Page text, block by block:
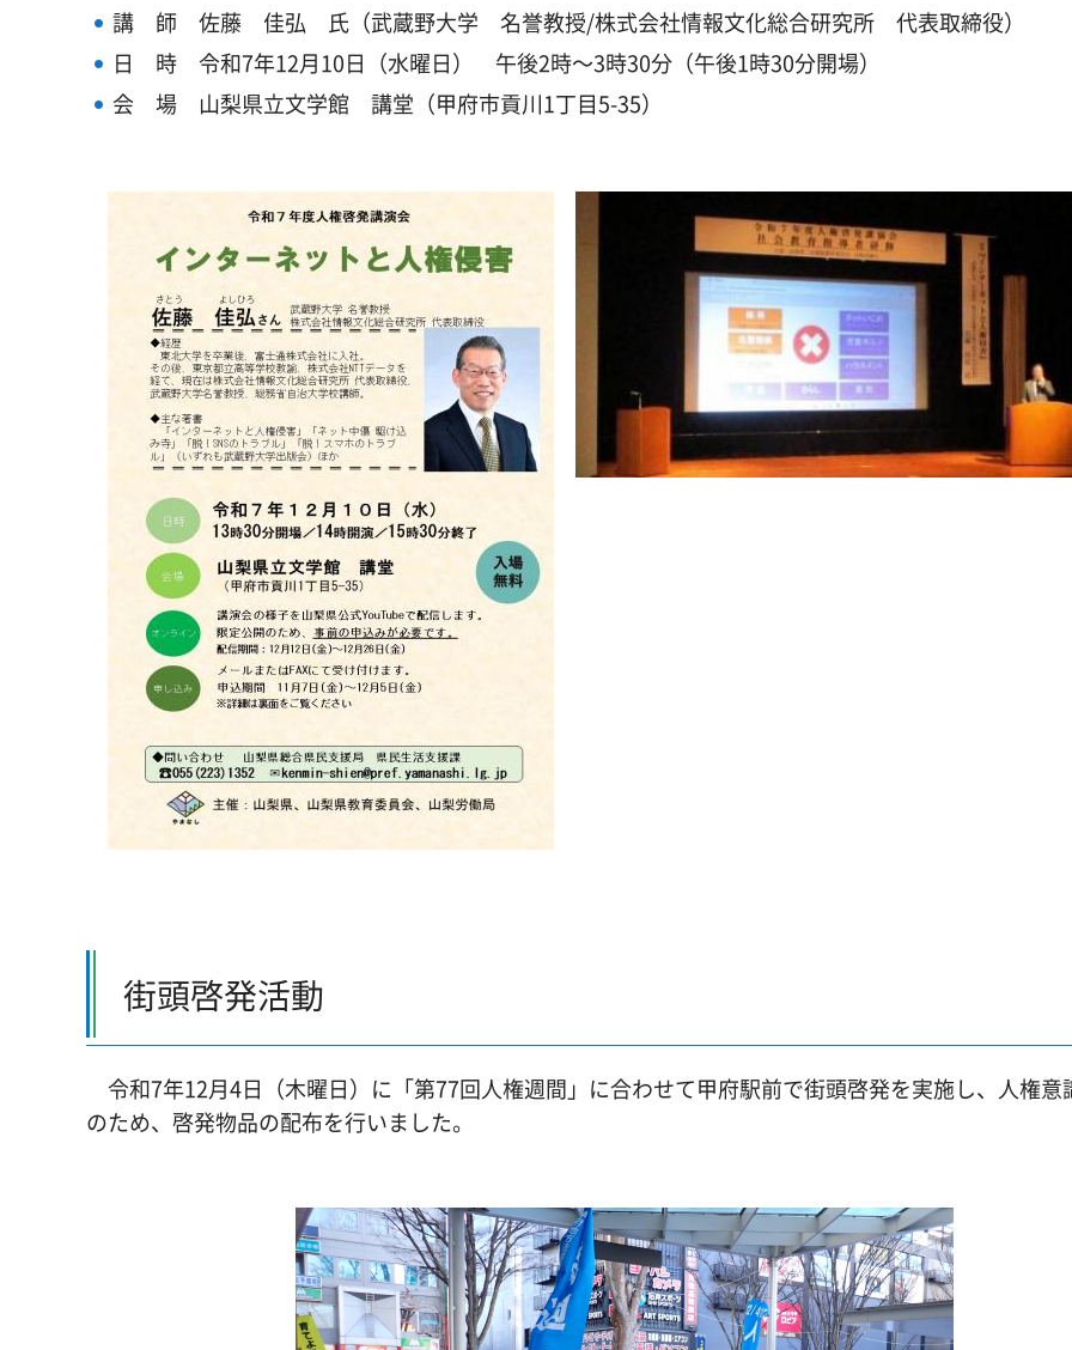
講 師 佐藤 佳弘 氏（武蔵野大学 名誉教授/株式会社情報文化総合研究所 代表取締役）
日 時 令和7年12月10日（水曜日） 午後2時～3時30分（午後1時30分開場）
会 場 山梨県立文学館 講堂（甲府市貢川1丁目5-35）
街頭啓発活動
令和7年12月4日（木曜日）に「第77回人権週間」に合わせて甲府駅前で街頭啓発を実施し、人権意
のため、啓発物品の配布を行いました。